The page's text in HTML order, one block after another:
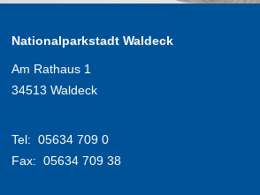
Nationalparkstadt Waldeck
Am Rathaus 1
34513 Waldeck
Tel: 05634 709 0
Fax: 05634 709 38